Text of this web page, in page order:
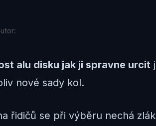
alu disku jak ji spravne urcit
nové sady kol.
řidičů se při výběru nechá